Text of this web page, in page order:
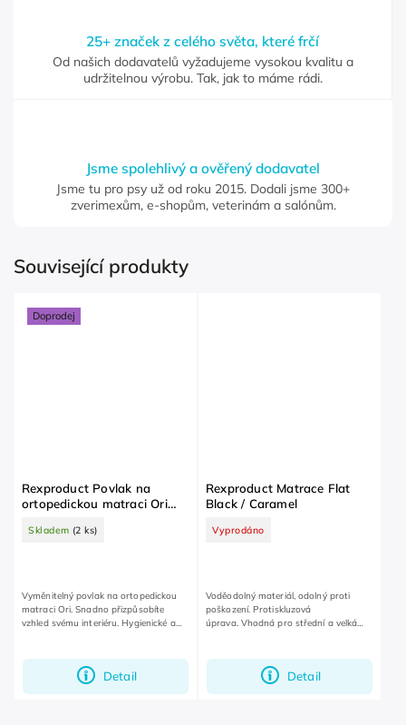
25+ značek z celého světa, které frčí
Od našich dodavatelů vyžadujeme vysokou kvalitu a
udržitelnou výrobu. Tak, jak to máme rádi.
Jsme spolehlivý a ověřený dodavatel
Jsme tu pro psy už od roku 2015. Dodali jsme 300+
zverimexům, e-shopům, veterinám a salónům.
Související produkty
Doprodej
Rexproduct Povlak na
ortopedickou matraci Ori
Skladem (2 ks)
Detail
Vyměnitelný povlak na ortopedickou
matraci Ori. Snadno přizpůsobíte
vzhled svému interiéru. Hygienické a
Rexproduct Matrace Flat
Black / Caramel
Vyprodáno
Detail
Voděodolný materiál, odolný proti
poškození. Protiskluzová
úprava. Vhodná pro střední a velká